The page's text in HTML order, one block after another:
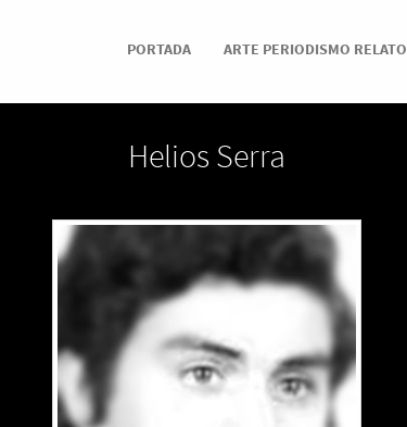
PORTADA ARTE PERIODISMO RELATO
Helios Serra